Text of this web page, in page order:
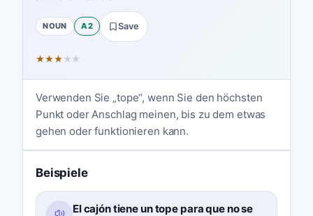
NOUN A2 Save
★★★ ★ ★
Verwenden Sie „tope“, wenn Sie den höchsten
Punkt oder Anschlag meinen, bis zu dem etwas
gehen oder funktionieren kann.
Beispiele
El cajón tiene un tope para que no se